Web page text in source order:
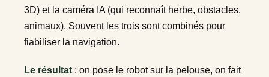
3D) et la caméra IA (qui reconnaît herbe, obstacles,
animaux). Souvent les trois sont combinés pour
fiabiliser la navigation.
Le résultat : on pose le robot sur la pelouse, on fait